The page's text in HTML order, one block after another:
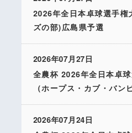
2026年全日本卓球選手権
ズの部)広島県予選
2026年07月27日
全農杯 2026年全日本卓
（ホープス・カブ・バン
2026年07月24日